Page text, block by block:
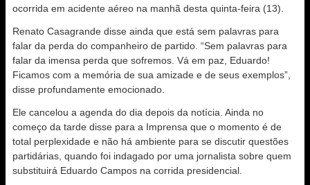
ocorrida em acidente aéreo na manhã desta quinta-feira (13).
Renato Casagrande disse ainda que está sem palavras para
falar da perda do companheiro de partido. “Sem palavras para
falar da imensa perda que sofremos. Vá em paz, Eduardo!
Ficamos com a memória de sua amizade e de seus exemplos”,
disse profundamente emocionado.
Ele cancelou a agenda do dia depois da notícia. Ainda no
começo da tarde disse para a Imprensa que o momento é de
total perplexidade e não há ambiente para se discutir questões
partidárias, quando foi indagado por uma jornalista sobre quem
substituirá Eduardo Campos na corrida presidencial.